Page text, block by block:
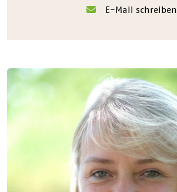
E-Mail schreiben